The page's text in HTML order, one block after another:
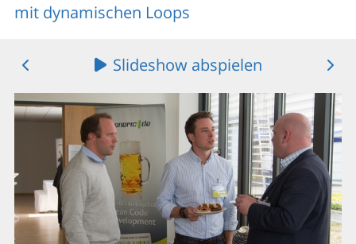
mit dynamischen Loops
Slideshow abspielen